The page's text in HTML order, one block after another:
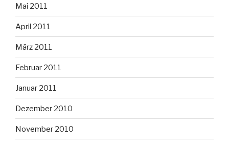
Mai 2011
April 2011
März 2011
Februar 2011
Januar 2011
Dezember 2010
November 2010